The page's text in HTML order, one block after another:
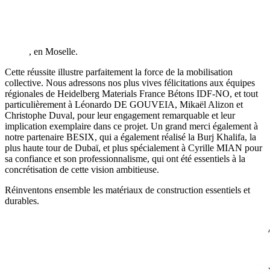
, en Moselle.
Cette réussite illustre parfaitement la force de la mobilisation
collective. Nous adressons nos plus vives félicitations aux équipes
régionales de Heidelberg Materials France Bétons IDF-NO, et tout
particulièrement à Léonardo DE GOUVEIA, Mikaël Alizon et
Christophe Duval, pour leur engagement remarquable et leur
implication exemplaire dans ce projet. Un grand merci également à
notre partenaire BESIX, qui a également réalisé la Burj Khalifa, la
plus haute tour de Dubaï, et plus spécialement à Cyrille MIAN pour
sa confiance et son professionnalisme, qui ont été essentiels à la
concrétisation de cette vision ambitieuse.
Réinventons ensemble les matériaux de construction essentiels et
durables.